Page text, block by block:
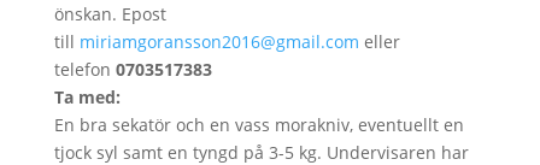
önskan. Epost
till miriamgoransson2016@gmail.com eller
telefon 0703517383
Ta med:
En bra sekatör och en vass morakniv, eventuellt en
tjock syl samt en tyngd på 3-5 kg. Undervisaren har